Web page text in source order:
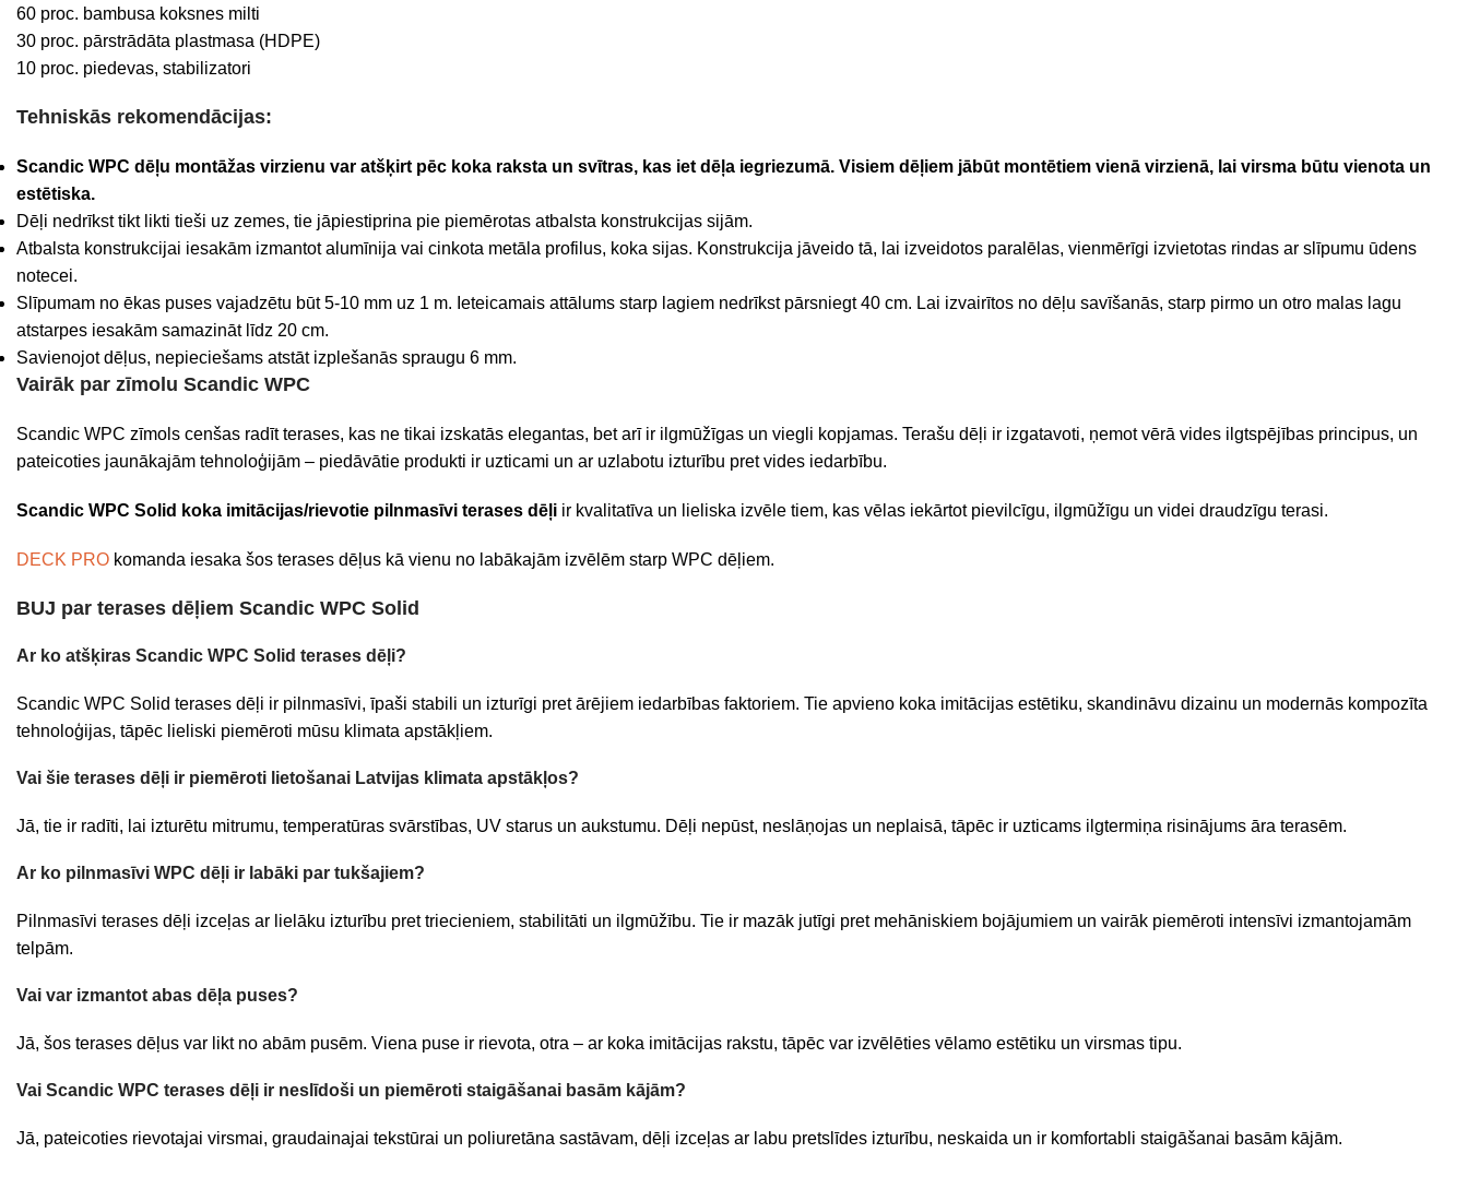
60 proc. bambusa koksnes milti
30 proc. pārstrādāta plastmasa (HDPE)
10 proc. piedevas, stabilizatori
Tehniskās rekomendācijas:
Scandic WPC dēļu montāžas virzienu var atšķirt pēc koka raksta un svītras, kas iet dēļa iegriezumā. Visiem dēļiem jābūt montētiem vienā virzienā, lai virsma būtu vienota un
estētiska.
Dēļi nedrīkst tikt likti tieši uz zemes, tie jāpiestiprina pie piemērotas atbalsta konstrukcijas sijām.
Atbalsta konstrukcijai iesakām izmantot alumīnija vai cinkota metāla profilus, koka sijas. Konstrukcija jāveido tā, lai izveidotos paralēlas, vienmērīgi izvietotas rindas ar slīpumu ūdens
notecei.
Slīpumam no ēkas puses vajadzētu būt 5-10 mm uz 1 m. Ieteicamais attālums starp lagiem nedrīkst pārsniegt 40 cm. Lai izvairītos no dēļu savīšanās, starp pirmo un otro malas lagu
atstarpes iesakām samazināt līdz 20 cm.
Savienojot dēļus, nepieciešams atstāt izplešanās spraugu 6 mm.
Vairāk par zīmolu Scandic WPC
Scandic WPC zīmols cenšas radīt terases, kas ne tikai izskatās elegantas, bet arī ir ilgmūžīgas un viegli kopjamas. Terašu dēļi ir izgatavoti, ņemot vērā vides ilgtspējības principus, un
pateicoties jaunākajām tehnoloģijām – piedāvātie produkti ir uzticami un ar uzlabotu izturību pret vides iedarbību.
Scandic WPC Solid koka imitācijas/rievotie pilnmasīvi terases dēļi ir kvalitatīva un lieliska izvēle tiem, kas vēlas iekārtot pievilcīgu, ilgmūžīgu un videi draudzīgu terasi.
DECK PRO komanda iesaka šos terases dēļus kā vienu no labākajām izvēlēm starp WPC dēļiem.
BUJ par terases dēļiem Scandic WPC Solid
Ar ko atšķiras Scandic WPC Solid terases dēļi?
Scandic WPC Solid terases dēļi ir pilnmasīvi, īpaši stabili un izturīgi pret ārējiem iedarbības faktoriem. Tie apvieno koka imitācijas estētiku, skandināvu dizainu un modernās kompozīta
tehnoloģijas, tāpēc lieliski piemēroti mūsu klimata apstākļiem.
Vai šie terases dēļi ir piemēroti lietošanai Latvijas klimata apstākļos?
Jā, tie ir radīti, lai izturētu mitrumu, temperatūras svārstības, UV starus un aukstumu. Dēļi nepūst, neslāņojas un neplaisā, tāpēc ir uzticams ilgtermiņa risinājums āra terasēm.
Ar ko pilnmasīvi WPC dēļi ir labāki par tukšajiem?
Pilnmasīvi terases dēļi izceļas ar lielāku izturību pret triecieniem, stabilitāti un ilgmūžību. Tie ir mazāk jutīgi pret mehāniskiem bojājumiem un vairāk piemēroti intensīvi izmantojamām
telpām.
Vai var izmantot abas dēļa puses?
Jā, šos terases dēļus var likt no abām pusēm. Viena puse ir rievota, otra – ar koka imitācijas rakstu, tāpēc var izvēlēties vēlamo estētiku un virsmas tipu.
Vai Scandic WPC terases dēļi ir neslīdoši un piemēroti staigāšanai basām kājām?
Jā, pateicoties rievotajai virsmai, graudainajai tekstūrai un poliuretāna sastāvam, dēļi izceļas ar labu pretslīdes izturību, neskaida un ir komfortabli staigāšanai basām kājām.